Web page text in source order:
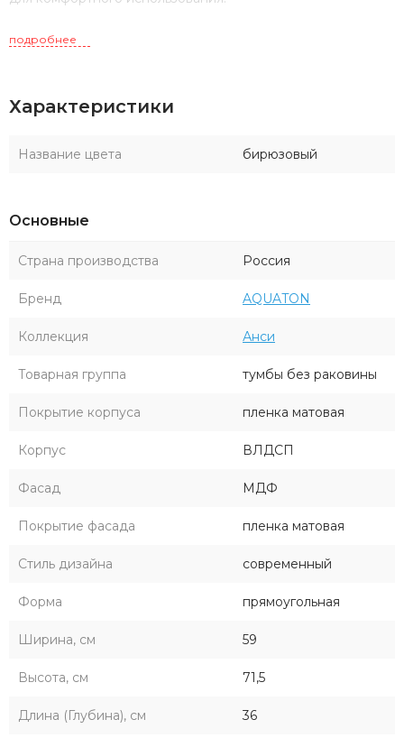
подробнее
Характеристики
Название цвета бирюзовый
Основные
Страна производства Россия
Бренд AQUATON
Коллекция Анси
Товарная группа тумбы без раковины
Покрытие корпуса пленка матовая
Корпус ВЛДСП
Фасад МДФ
Покрытие фасада пленка матовая
Стиль дизайна современный
Форма прямоугольная
Ширина, см 59
Высота, см 71,5
Длина (Глубина), см 36